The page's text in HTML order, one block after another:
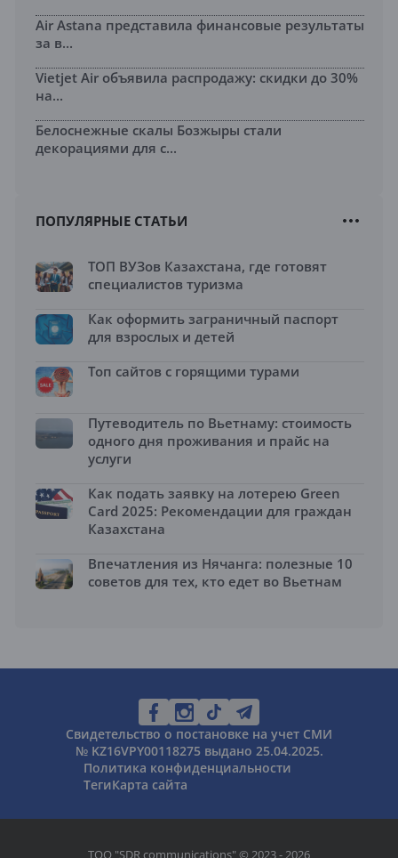
Air Astana представила финансовые результаты
за в...
Vietjet Air объявила распродажу: скидки до 30%
на...
Белоснежные скалы Бозжыры стали
декорациями для с...
ПОПУЛЯРНЫЕ СТАТЬИ
ТОП ВУЗов Казахстана, где готовят
специалистов туризма
Как оформить заграничный паспорт
для взрослых и детей
Топ сайтов с горящими турами
Путеводитель по Вьетнаму: стоимость
одного дня проживания и прайс на
услуги
Как подать заявку на лотерею Green
Card 2025: Рекомендации для граждан
Казахстана
Впечатления из Нячанга: полезные 10
советов для тех, кто едет во Вьетнам
Свидетельство о постановке на учет СМИ
№ KZ16VPY00118275 выдано 25.04.2025.
Политика конфиденциальности
ТегиКарта сайта
ТОО "SDR communications" © 2023 - 2026